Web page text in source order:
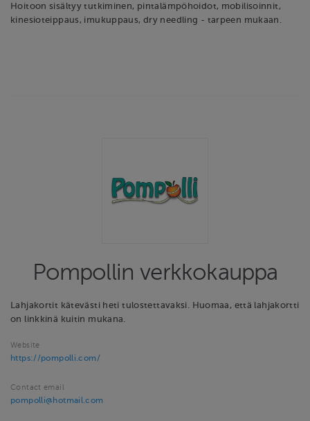
Hoitoon sisältyy tutkiminen, pintalämpöhoidot, mobilisoinnit,
kinesioteippaus, imukuppaus, dry needling - tarpeen mukaan.
Pompollin verkkokauppa
Lahjakortit kätevästi heti tulostettavaksi. Huomaa, että lahjakortti
on linkkinä kuitin mukana.
Website
https://pompolli.com/
Contact email
pompolli@hotmail.com